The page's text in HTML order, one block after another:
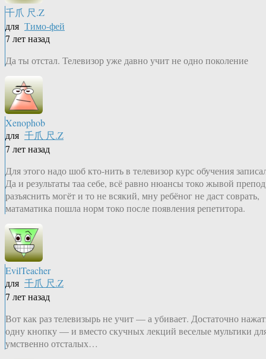
千爪 尺.Z
для Тимо-фей
7 лет назад
Да ты отстал. Телевизор уже давно учит не одно поколение
Xenophob
для 千爪 尺.Z
7 лет назад
Для этого надо шоб кто-нить в телевизор курс обучения
Да и результаты таа себе, всё равно нюансы токо жывой препод
разъяснить могёт и то не всякий, мну ребёног не даст соврать,
матаматика пошла норм токо после появления репетитора.
EvilTeacher
для 千爪 尺.Z
7 лет назад
Вот как раз телевизырь не учит — а убивает. Достаточно
одну кнопку — и вместо скучных лекций веселые мультики
умственно отсталых…